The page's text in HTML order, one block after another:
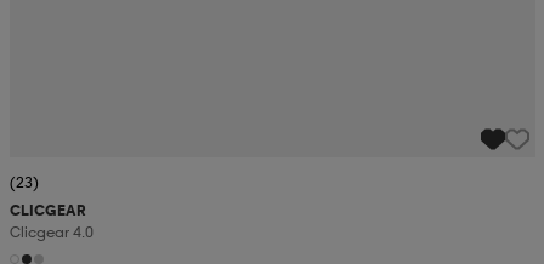
(23)
CLICGEAR
Clicgear 4.0